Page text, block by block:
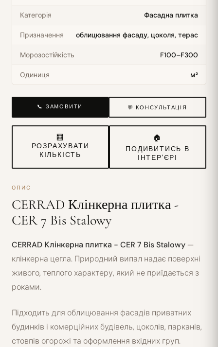
Категорія Фасадна плитка
Призначення облицювання фасаду, цоколя, терас
Морозостійкість F100–F300
Одиниця м²
📞 ЗАМОВИТИ 💬 КОНСУЛЬТАЦІЯ
🧮
РОЗРАХУВАТИ
КІЛЬКІСТЬ
🏠
ПОДИВИТИСЬ В
ІНТЕР'ЄРІ
ОПИС
CERRAD Клінкерна плитка -
CER 7 Bis Stalowy
CERRAD Клінкерна плитка - CER 7 Bis Stalowy—
клінкерна цегла. Природний випал надає поверхні
живого, теплого характеру, який не приїдається з
роками.
Підходить для облицювання фасадів приватних
будинків і комерційних будівель, цоколів, парканів,
стовпів огорожі та оформлення вхідних груп.